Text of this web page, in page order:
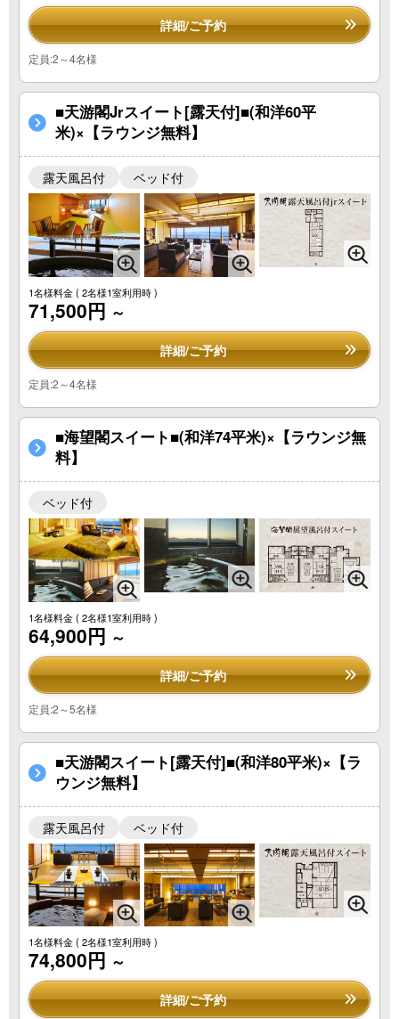
詳細/ご予約
定員:2～4名様
■天游閣Jrスイート[露天付]■(和洋60平
米)×【ラウンジ無料】
露天風呂付 ベッド付
1名様料金( 2名様1室利用時 )
71,500円 ～
詳細/ご予約
定員:2～4名様
■海望閣スイート■(和洋74平米)×【ラウンジ無
料】
ベッド付
1名様料金( 2名様1室利用時 )
64,900円 ～
詳細/ご予約
定員:2～5名様
■天游閣スイート[露天付]■(和洋80平米)×【ラ
ウンジ無料】
露天風呂付 ベッド付
1名様料金( 2名様1室利用時 )
74,800円 ～
詳細/ご予約